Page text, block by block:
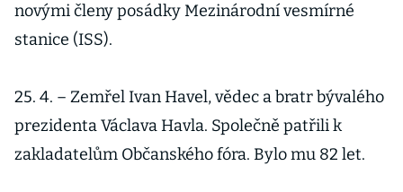
novými členy posádky Mezinárodní vesmírné
stanice (ISS).
25. 4. – Zemřel Ivan Havel, vědec a bratr bývalého
prezidenta Václava Havla. Společně patřili k
zakladatelům Občanského fóra. Bylo mu 82 let.